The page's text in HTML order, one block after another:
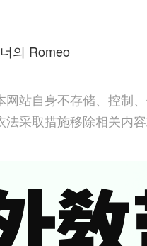
의 Romeo
站自身不存储、控
采取措施移除相关内容